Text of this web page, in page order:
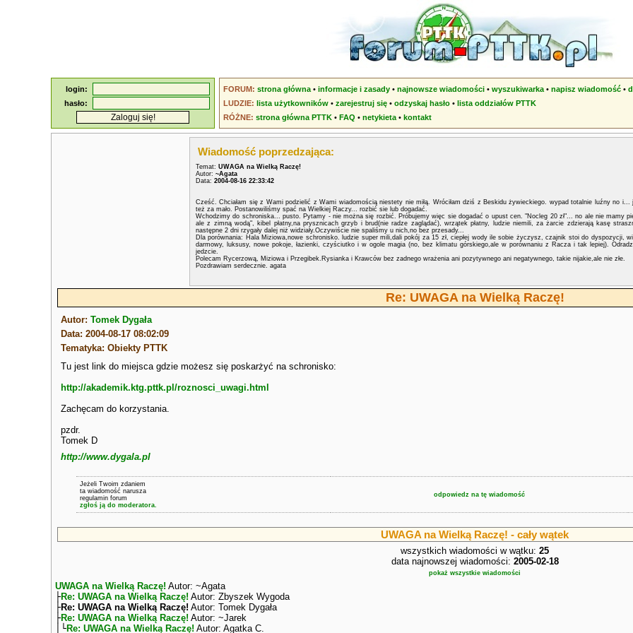
login:
hasło:
FORUM: strona główna • informacje i zasady • najnowsze wiadomości • wyszukiwarka • napisz wiadomość •
LUDZIE: lista użytkowników • zarejestruj się • odzyskaj hasło • lista oddziałów PTTK
RÓŻNE: strona główna PTTK • FAQ • netykieta • kontakt
Wiadomość poprzedzająca:
Temat: UWAGA na Wielką Raczę!
Autor: ~Agata
Data: 2004-08-16 22:33:42
Cześć. Chciałam się z Wami podzielić z Wami wiadomością niestety nie miłą. Wróciłam dziś z Beskidu żywieckiego. wypad totalnie luźny no i...
też za mało. Postanowiliśmy spać na Wielkiej Raczy... rozbić sie lub dogadać.
Wchodzimy do schroniska... pusto. Pytamy - nie można się rozbić. Próbujemy więc sie dogadać o upust cen. "Nocleg 20 zł"... no ale nie mamy
ale z zimną wodą", kibel płatny,na prysznicach grzyb i brud(nie radze zaglądać), wrzątek płatny, ludzie niemili, za żarcie zdzierają kasę
następne 2 dni rzygały dalej niż widziały.Oczywiście nie spaliśmy u nich,no bez przesady...
Dla porównania: Hala Miziowa,nowe schronisko. ludzie super mili,dali pokój za 15 zł, ciepłej wody ile sobie życzysz, czajnik stoi do dyspozycji,
darmowy, luksusy, nowe pokoje, łazienki, czyściutko i w ogole magia (no, bez klimatu górskiego,ale w porównaniu z Racza i tak lepiej).
jedzcie.
Polecam Rycerzową, Miziowa i Przegibek.Rysianka i Krawców bez zadnego wrażenia ani pozytywnego ani negatywnego, takie nijakie,ale nie złe.
Pozdrawiam serdecznie. agata
Re: UWAGA na Wielką Raczę!
Autor: Tomek Dygała
Data: 2004-08-17 08:02:09
Tematyka: Obiekty PTTK
Tu jest link do miejsca gdzie możesz się poskarżyć na schronisko:
http://akademik.ktg.pttk.pl/roznosci_uwagi.html
Zachęcam do korzystania.
pzdr.
Tomek D
http://www.dygala.pl
Jeżeli Twoim zdaniem
ta wiadomość narusza
regulamin forum
zgłoś ją do moderatora.
odpowiedz na tę wiadomość
UWAGA na Wielką Raczę! - cały wątek
wszystkich wiadomości w wątku: 25
data najnowszej wiadomości: 2005-02-18
pokaż wszystkie wiadomości
UWAGA na Wielką Raczę! Autor: ~Agata
├Re: UWAGA na Wielką Raczę! Autor: Zbyszek Wygoda
├Re: UWAGA na Wielką Raczę! Autor: Tomek Dygała
├Re: UWAGA na Wielką Raczę! Autor: ~Jarek
│└Re: UWAGA na Wielką Raczę! Autor: Agatka C.